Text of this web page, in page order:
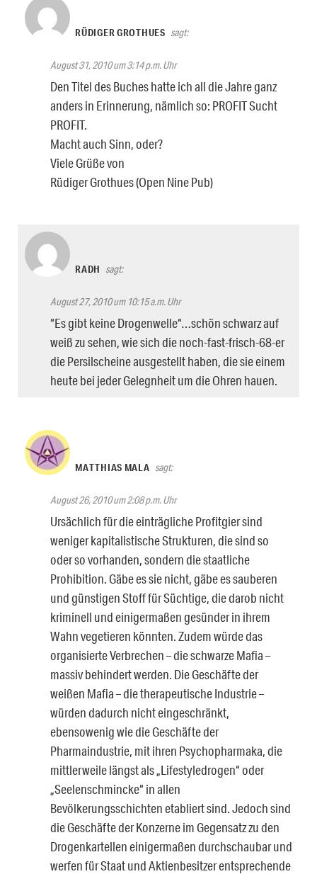
RÜDIGER GROTHUES sagt:
August 31, 2010 um 3:14 p.m. Uhr
Den Titel des Buches hatte ich all die Jahre ganz
anders in Erinnerung, nämlich so: PROFIT Sucht
PROFIT.
Macht auch Sinn, oder?
Viele Grüße von
Rüdiger Grothues (Open Nine Pub)
RADH sagt:
August 27, 2010 um 10:15 a.m. Uhr
“Es gibt keine Drogenwelle“…schön schwarz auf
weiß zu sehen, wie sich die noch-fast-frisch-68-er
die Persilscheine ausgestellt haben, die sie einem
heute bei jeder Gelegnheit um die Ohren hauen.
MATTHIAS MALA sagt:
August 26, 2010 um 2:08 p.m. Uhr
Ursächlich für die einträgliche Profitgier sind
weniger kapitalistische Strukturen, die sind so
oder so vorhanden, sondern die staatliche
Prohibition. Gäbe es sie nicht, gäbe es sauberen
und günstigen Stoff für Süchtige, die darob nicht
kriminell und einigermaßen gesünder in ihrem
Wahn vegetieren könnten. Zudem würde das
organisierte Verbrechen – die schwarze Mafia –
massiv behindert werden. Die Geschäfte der
weißen Mafia – die therapeutische Industrie –
würden dadurch nicht eingeschränkt,
ebensowenig wie die Geschäfte der
Pharmaindustrie, mit ihren Psychopharmaka, die
mittlerweile längst als „Lifestyledrogen“ oder
„Seelenschmincke“ in allen
Bevölkerungsschichten etabliert sind. Jedoch sind
die Geschäfte der Konzerne im Gegensatz zu den
Drogenkartellen einigermaßen durchschaubar und
werfen für Staat und Aktienbesitzer entsprechende